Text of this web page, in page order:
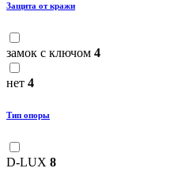
Защита от кражи
замок с ключом 4
нет 4
Тип опоры
D-LUX 8